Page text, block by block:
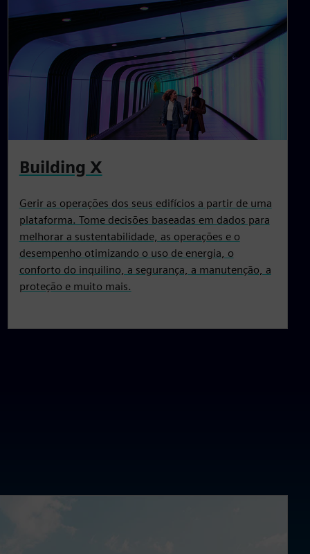
Building X
Gerir as operações dos seus edifícios a partir de uma
plataforma. Tome decisões baseadas em dados para
melhorar a sustentabilidade, as operações e o
desempenho otimizando o uso de energia, o
conforto do inquilino, a segurança, a manutenção, a
proteção e muito mais.